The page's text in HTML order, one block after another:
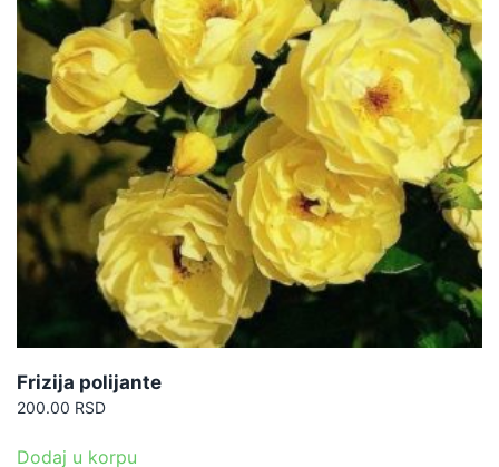
Frizija polijante
200.00 RSD
Dodaj u korpu